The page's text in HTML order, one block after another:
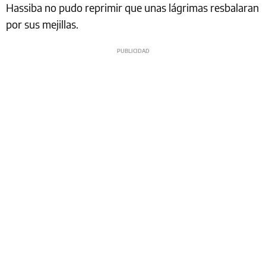
Hassiba no pudo reprimir que unas lágrimas resbalaran
por sus mejillas.